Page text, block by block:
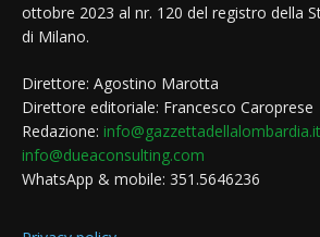
ottobre 2023 al nr. 120 del registro della
di Milano.
Direttore: Agostino Marotta
Direttore editoriale: Francesco Caroprese
Redazione: info@gazzettadellalombardia.it
info@dueaconsulting.com
WhatsApp & mobile: 351.5646236